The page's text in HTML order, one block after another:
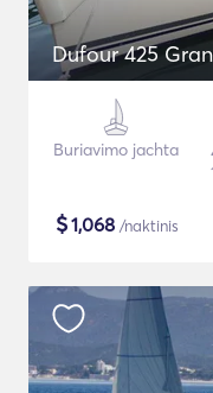
Dufour 425
Buriavimo jachta
$1,068 /naktinis